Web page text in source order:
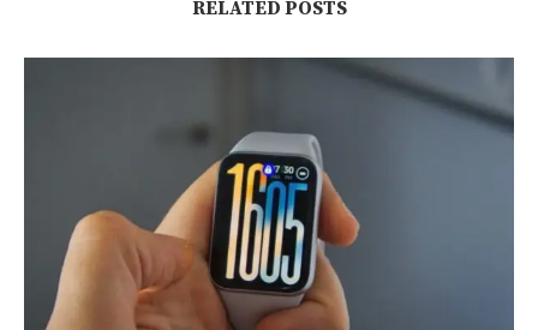
RELATED POSTS